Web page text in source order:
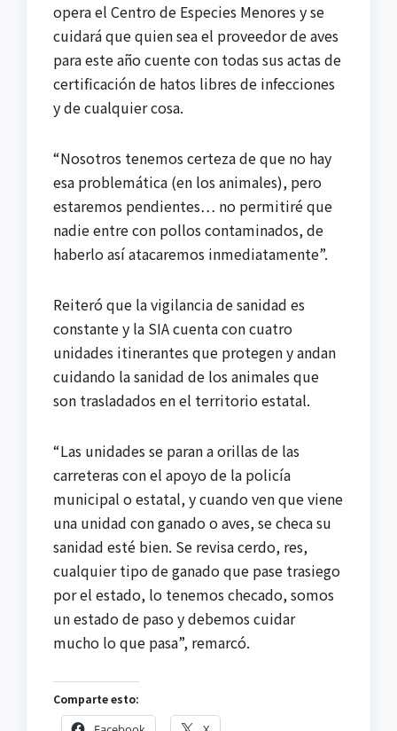
opera el Centro de Especies Menores y se
cuidará que quien sea el proveedor de aves
para este año cuente con todas sus actas de
certificación de hatos libres de infecciones
y de cualquier cosa.
“Nosotros tenemos certeza de que no hay
esa problemática (en los animales), pero
estaremos pendientes… no permitiré que
nadie entre con pollos contaminados, de
haberlo así atacaremos inmediatamente”.
Reiteró que la vigilancia de sanidad es
constante y la SIA cuenta con cuatro
unidades itinerantes que protegen y andan
cuidando la sanidad de los animales que
son trasladados en el territorio estatal.
“Las unidades se paran a orillas de las
carreteras con el apoyo de la policía
municipal o estatal, y cuando ven que viene
una unidad con ganado o aves, se checa su
sanidad esté bien. Se revisa cerdo, res,
cualquier tipo de ganado que pase trasiego
por el estado, lo tenemos checado, somos
un estado de paso y debemos cuidar
mucho lo que pasa”, remarcó.
Comparte esto: